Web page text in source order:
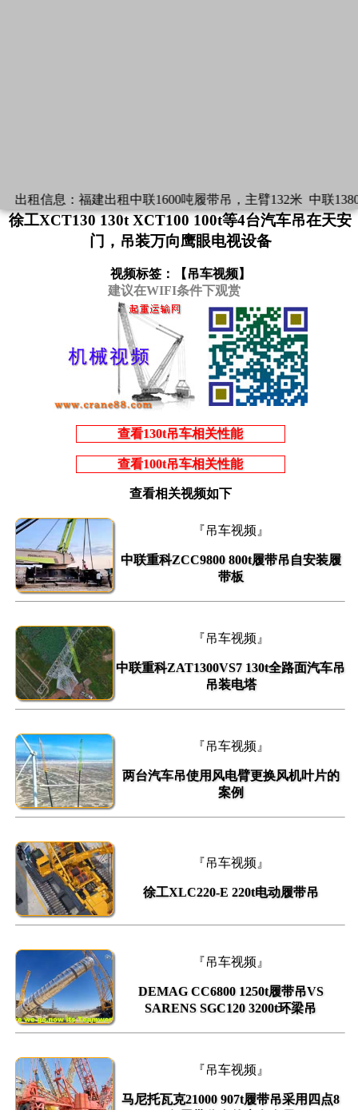
出租信息： 福建出租中联1600吨履带吊，主臂132米 中联
徐工XCT130 130t XCT100 100t等4台汽车吊在天安
门，吊装万向鹰眼电视设备
视频标签：【 吊车视频】
建议在WIFI条件下观赏
查看130t吊车相关性能
查看100t吊车相关性能
查看相关视频如下
『吊车视频』
中联重科ZCC9800 800t履带吊自安装履
带板
『吊车视频』
中联重科ZAT1300VS7 130t全路面汽车吊
吊装电塔
『吊车视频』
两台汽车吊使用风电臂更换风机叶片的
案例
『吊车视频』
徐工XLC220-E 220t电动履带吊
『吊车视频』
DEMAG CC6800 1250t履带吊VS
SARENS SGC120 3200t环梁吊
『吊车视频』
马尼托瓦克21000 907t履带吊采用四点8